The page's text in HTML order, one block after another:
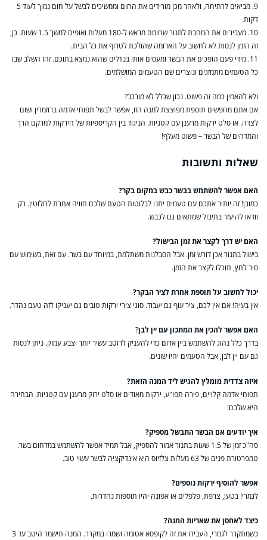
9. מביאים לרתיחה, ולאחר מכן מורידים את החום וממשיכים לבשל על חום נמוך לעוד 5
דקות.
10. מעבירים את המחבת לתנור שחומם מראש ל-180 מעלות ואופים למשך 1.5 שעות. כן,
זה הזמן לנסות לא לחשוב על הארומה שהולכת לטרוף את כל הבית.
11. מידי פעם הופכים את הבשר ומעסים אותו בנוזלים שהוא נמצא בתוכם. זהו השלב שבו
כל הטעמים מתמזגים ונוצרים שם הטעמים המושלמים.
ולא להאמין כמה זה פשוט. נכון שכלל לא מורכב?
אם אתם מחפשים תוספת מפוצצת למנה הזו, אפשר לבשל תפוחי אדמה ברוזמרין ושום
לצדה. או סלט ירקות מרענן עם קטניות. הניגוד בין הקריספיות של הירקות למרקם הרך
והמדהים של הבשר – פשוט מעלף!
שאלות ותשובות
האם אפשר להשתמש בבשר כבש במקום בקר?
כמובן! זה יותיר אתכם עם טעמים יתנו לבלוטות הטעם שלכם חוויה אחרת לחלוטין. רק
וודאו להיעזר בתיבול שמתאים גם לכבש.
האם יש דרך לקצר את זמן הבישול?
בישול בתנור אכן דורש זמן. אבל הסבלנות משתלמת, במיוחד עם בשר. עם זאת, בשימוש עם
סיר לחץ, תוכלו לקצר את הזמן.
יכול לחשוב על תוספת אחרת לציר הבקר?
אין בעיה! אם אין לכם, ציר עוף גם יעבוד. סוגי צירי ירקות טובים גם יעניקו לזה טעם נהדר.
האם אפשר להכין את המתכון עם יין לבן?
בדרך כלל נהוג להשתמש ביין אדום כדי להעניק לרוטב עשיר יותר וצבע עמוק. ניתן לנסות
גם עם יין לבן, אבל הטעמים יהיו שונים.
איזה צדדית מומלץ להגיש ליד המנה הזאת?
תפוחי אדמה קלויים, פירה תפו"ע, ירקות מאודים או סלט ירוק מרענן עם קטניות. הבחירה
היא שלכם!
איך יודעים אם הבשר התבשל מספיק?
סה"כ זמן של 1.5 שעות בתנור אמור להספיק, אבל תמיד אפשר להשתמש במדחום בשר.
טמפרטורת פנים של 63 מעלות צלזיוס היא אינדיקציה לבשר עשוי טוב.
אפשר להוסיף ירקות נוספים?
לגמרי! בטען, צרפת, פלפלים או אפונה יהיו תוספות נהדרות.
כיצד לאחסן את שאריות המנה?
כשמתקרר לגמרי, העבירו את זה לקופסא אטומה ושמרו במקרר. המנה תישמר היטב עד 3